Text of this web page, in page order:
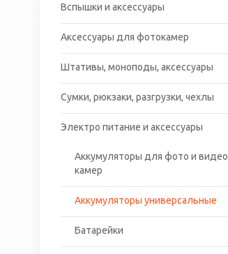
Вспышки и аксессуары
Аксессуары для фотокамер
Штативы, моноподы, аксессуары
Сумки, рюкзаки, разгрузки, чехлы
Электро питание и аксессуары
Аккумуляторы для фото и видео
камер
Аккумуляторы универсальные
Батарейки